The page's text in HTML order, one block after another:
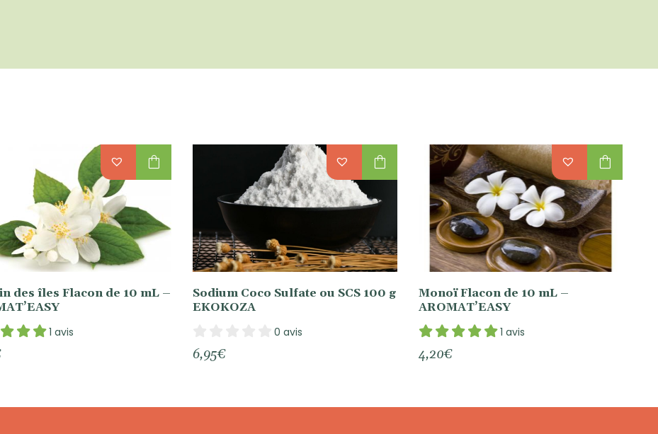
des îles Flacon de 10 mL –
1 avis
shopping_bag
Sodium Coco Sulfate ou SCS 100 g
EKOKOZA
0 avis
6,95€
shopping_bag
Monoï Flacon de 10 mL –
AROMAT’EASY
1 avis
4,20€
shopping_bag